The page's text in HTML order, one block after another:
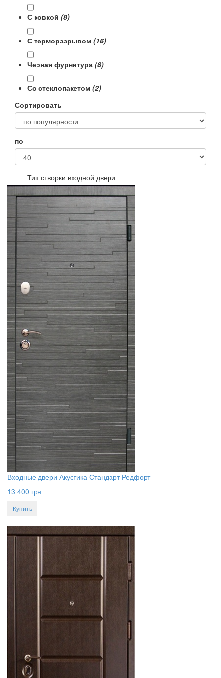
С ковкой (8)
С терморазрывом (16)
Черная фурнитура (8)
Со стеклопакетом (2)
Сортировать
по
Тип створки входной двери
Двухстворчатые
Полуторная входная
Входные двери Акустика Стандарт Редфорт
13 400 грн
Купить